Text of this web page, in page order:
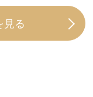
見る